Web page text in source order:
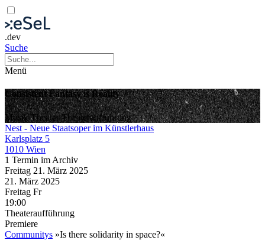
.dev
Suche
Menü
Consistent Fantasy is Reality
MusikTheaterTheateraufführung
Nest - Neue Staatsoper im Künstlerhaus
Karlsplatz 5
1010 Wien
1 Termin im Archiv
Freitag 21. März 2025
21. März 2025
Freitag Fr
19:00
Theateraufführung
Premiere
Communitys »Is there solidarity in space?«